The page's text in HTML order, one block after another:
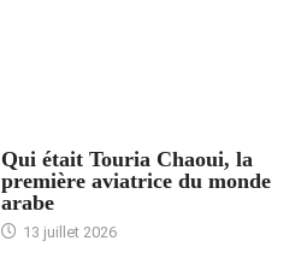
Qui était Touria Chaoui, la
première aviatrice du monde
arabe
13 juillet 2026